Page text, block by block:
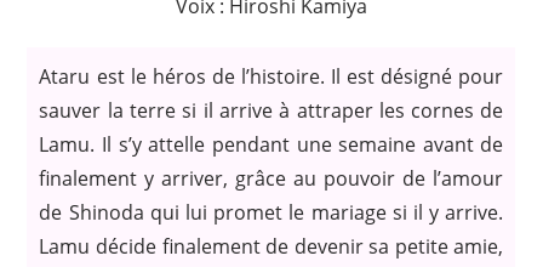
Voix : Hiroshi Kamiya
Ataru est le héros de l’histoire. Il est désigné pour
sauver la terre si il arrive à attraper les cornes de
Lamu. Il s’y attelle pendant une semaine avant de
finalement y arriver, grâce au pouvoir de l’amour
de Shinoda qui lui promet le mariage si il y arrive.
Lamu décide finalement de devenir sa petite amie,